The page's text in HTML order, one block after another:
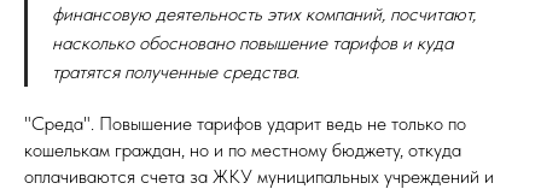
финансовую деятельность этих компаний, посчитают,
насколько обосновано повышение тарифов и куда
тратятся полученные средства.
"Среда". Повышение тарифов ударит ведь не только по
кошелькам граждан, но и по местному бюджету, откуда
оплачиваются счета за ЖКУ муниципальных учреждений и